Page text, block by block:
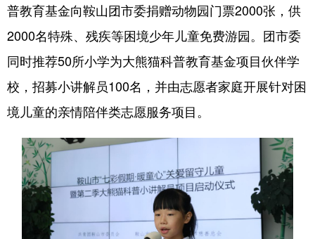
陕西 甘肃 青海 宁夏
新疆 内蒙古 黑龙江
多语种频道
Русский язык 한국어
Deutsch Português
普教育基金向鞍山团市委捐赠动物园门票2000张，供
2000名特殊、残疾等困境少年儿童免费游园。团市委
同时推荐50所小学为大熊猫科普教育基金项目伙伴学
校，招募小讲解员100名，并由志愿者家庭开展针对困
境儿童的亲情陪伴类志愿服务项目。